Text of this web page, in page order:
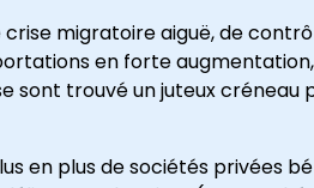
migratoire aiguë, de
en forte
sont trouvé un juteux créneau
en plus de sociétés privées